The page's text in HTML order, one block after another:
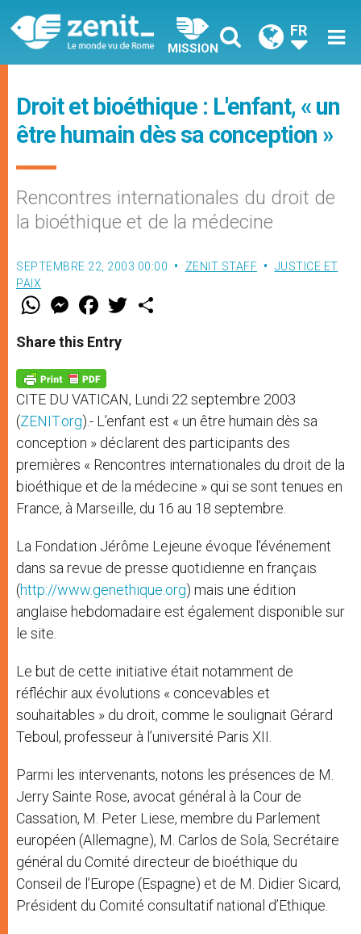
MISSION
FR
Droit et bioéthique : L'enfant, « un
être humain dès sa conception »
Rencontres internationales du droit de
la bioéthique et de la médecine
SEPTEMBRE 22, 2003 00:00 ZENIT STAFF
JUSTICE ET
PAIX
W
t
s
p
p
M
e
s
e
g
e
r
F
a
e
b
o
k
w
Share this Entry
CITE DU VATICAN, Lundi 22 septembre 2003
(ZENIT.org).- L’enfant est « un être humain dès sa
conception » déclarent des participants des
premières « Rencontres internationales du droit de la
bioéthique et de la médecine » qui se sont tenues en
France, à Marseille, du 16 au 18 septembre.
La Fondation Jérôme Lejeune évoque l’événement
dans sa revue de presse quotidienne en français
(http://www.genethique.org) mais une édition
anglaise hebdomadaire est également disponible sur
le site.
Le but de cette initiative était notamment de
réfléchir aux évolutions « concevables et
souhaitables » du droit, comme le soulignait Gérard
Teboul, professeur à l’université Paris XII.
Parmi les intervenants, notons les présences de M.
Jerry Sainte Rose, avocat général à la Cour de
Cassation, M. Peter Liese, membre du Parlement
européen (Allemagne), M. Carlos de Sola, Secrétaire
général du Comité directeur de bioéthique du
Conseil de l’Europe (Espagne) et de M. Didier Sicard,
Président du Comité consultatif national d’Ethique.